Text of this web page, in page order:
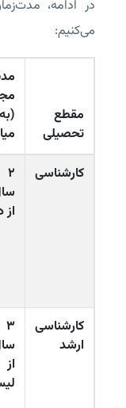
در ادامه،
می‌کنیم:
مقطع
تحصیلی
کارشناسی
از
کارشناسی
ارشد
از